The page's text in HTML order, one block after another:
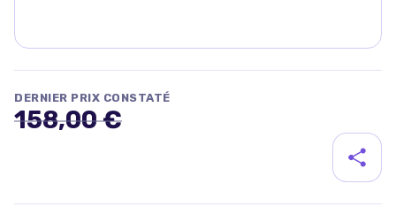
DERNIER PRIX CONSTATÉ
158,00 €